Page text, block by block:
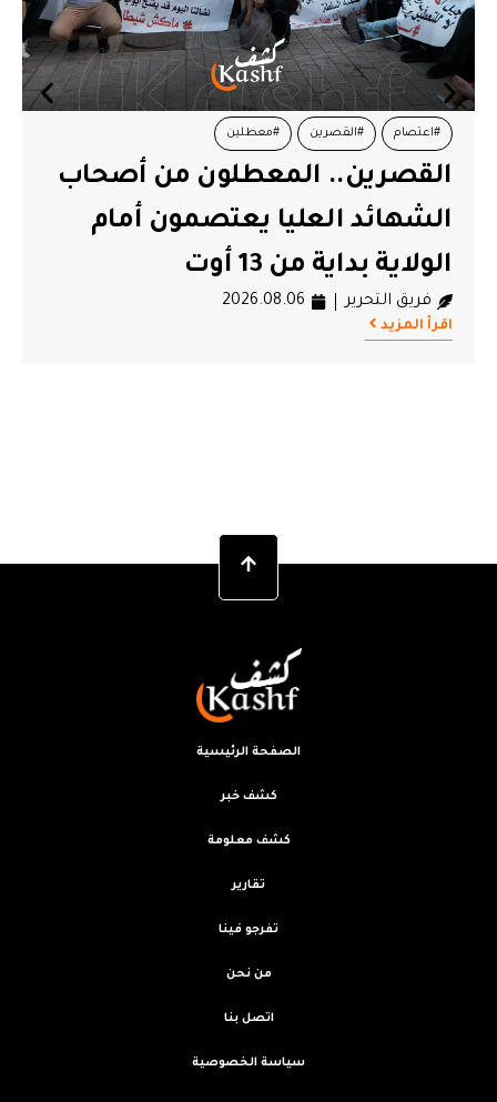
#اعتصام #القصرين #معطلين
القصرين.. المعطلون من أصحاب
الشهائد العليا يعتصمون أمام
الولاية بداية من 13 أوت
فريق التحرير 2026.08.06
اقرأ المزيد
الصفحة الرئيسية
كشف خبر
كشف معلومة
تقارير
تفرجو فينا
من نحن
اتصل بنا
سياسة الخصوصية